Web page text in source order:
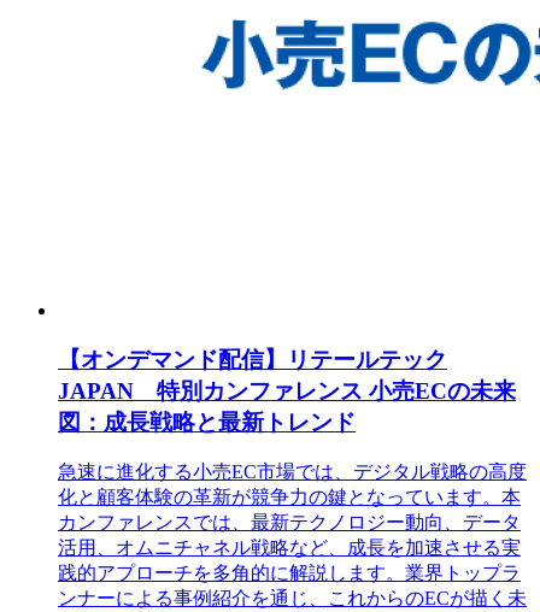
【オンデマンド配信】リテールテック
JAPAN 特別カンファレンス 小売ECの未来
図：成長戦略と最新トレンド
急速に進化する小売EC市場では、デジタル戦略の高度
化と顧客体験の革新が競争力の鍵となっています。本
カンファレンスでは、最新テクノロジー動向、データ
活用、オムニチャネル戦略など、成長を加速させる実
践的アプローチを多角的に解説します。業界トップラ
ンナーによる事例紹介を通じ、これからのECが描く未